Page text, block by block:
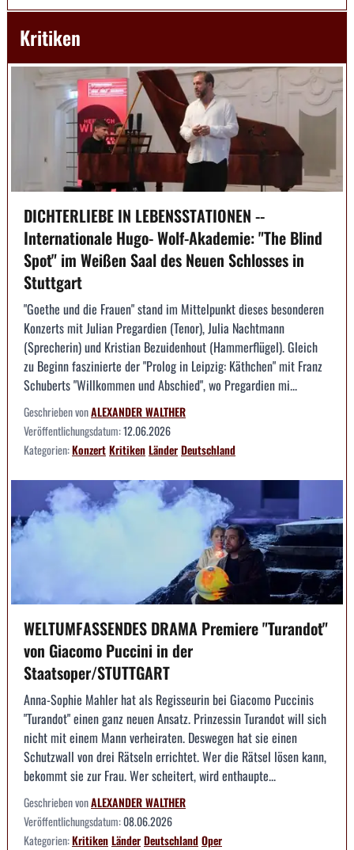
Kritiken
DICHTERLIEBE IN LEBENSSTATIONEN --
Internationale Hugo- Wolf-Akademie: "The Blind
Spot" im Weißen Saal des Neuen Schlosses in
Stuttgart
"Goethe und die Frauen" stand im Mittelpunkt dieses besonderen
Konzerts mit Julian Pregardien (Tenor), Julia Nachtmann
(Sprecherin) und Kristian Bezuidenhout (Hammerflügel). Gleich
zu Beginn faszinierte der "Prolog in Leipzig: Käthchen" mit Franz
Schuberts "Willkommen und Abschied", wo Pregardien mi...
Geschrieben vonALEXANDER WALTHER
Veröffentlichungsdatum:12.06.2026
Kategorien:KonzertKritikenLänderDeutschland
WELTUMFASSENDES DRAMA Premiere "Turandot"
von Giacomo Puccini in der
Staatsoper/STUTTGART
Anna-Sophie Mahler hat als Regisseurin bei Giacomo Puccinis
"Turandot" einen ganz neuen Ansatz. Prinzessin Turandot will sich
nicht mit einem Mann verheiraten. Deswegen hat sie einen
Schutzwall von drei Rätseln errichtet. Wer die Rätsel lösen kann,
bekommt sie zur Frau. Wer scheitert, wird enthaupte...
Geschrieben vonALEXANDER WALTHER
Veröffentlichungsdatum:08.06.2026
Kategorien:KritikenLänderDeutschlandOper